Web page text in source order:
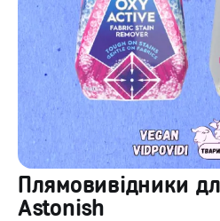
Плямовивідники
Astonish